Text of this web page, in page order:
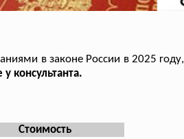
в законе России в 2025 году,
консультанта.
Стоимость